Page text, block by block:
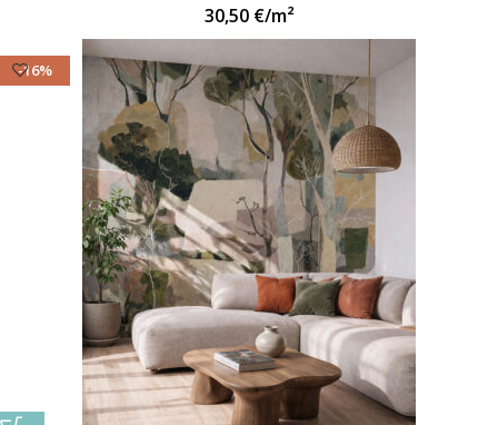
30,50 €/m²
-16%